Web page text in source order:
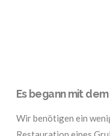
Es begann mit dem
Wir benötigen ein